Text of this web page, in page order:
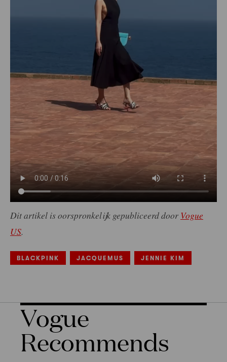
Dit artikel is oorspronkelijk gepubliceerd door Vogue
US.
BLACKPINK JACQUEMUS JENNIE KIM
Vogue
Recommends